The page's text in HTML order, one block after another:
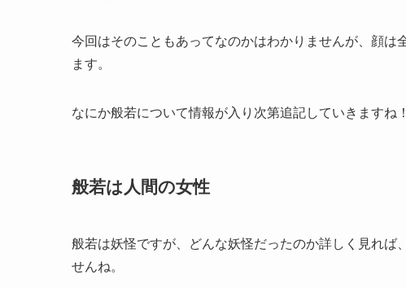
今回はそのこともあってなのかはわかりませんが、顔
ます。
なにか般若について情報が入り次第追記していきますね！
般若は人間の女性
般若は妖怪ですが、どんな妖怪だったのか詳しく見れば
せんね。